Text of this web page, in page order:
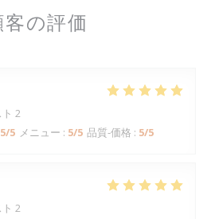
客の評価
2
5/5 メニュー : 5/5 品質-価格 : 5/5
2